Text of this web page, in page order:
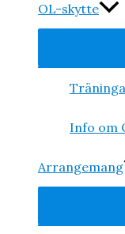
OL-skytte
Info om
Arrangemang